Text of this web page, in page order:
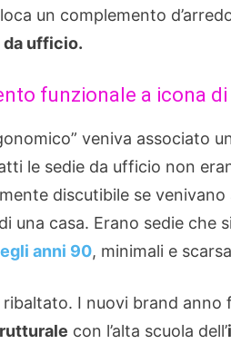
un complemento
da ufficio.
funzionale a icona
veniva associato
le sedie da ufficio non
discutibile se venivano
una casa. Erano sedie che
anni 90, minimali e
I nuovi brand anno
con l’alta scuola dell’